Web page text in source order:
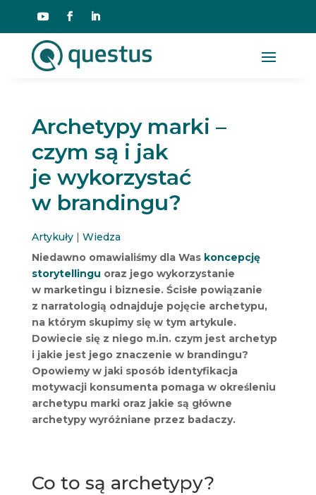
Archetypy marki –
czym są i jak
je wykorzystać
w brandingu?
Artykuły| Wiedza
Niedawno omawialiśmy dla Was koncepcję
storytellingu oraz jego wykorzystanie
w marketingu i biznesie. Ścisłe powiązanie
z narratologią odnajduje pojęcie archetypu,
na którym skupimy się w tym artykule.
Dowiecie się z niego m.in. czym jest archetyp
i jakie jest jego znaczenie w brandingu?
Opowiemy w jaki sposób identyfikacja
motywacji konsumenta pomaga w określeniu
archetypu marki oraz jakie są główne
archetypy wyróżniane przez badaczy.
Co to są archetypy?